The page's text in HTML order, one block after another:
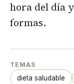
hora del día
formas.
TEMAS
dieta saludable